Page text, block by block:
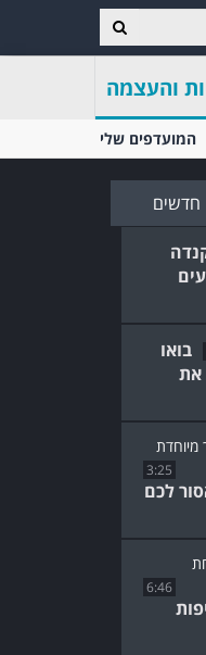
והעצמה
המועדפים שלי
חדשים
בואו
את
3:25
לכם
6:46